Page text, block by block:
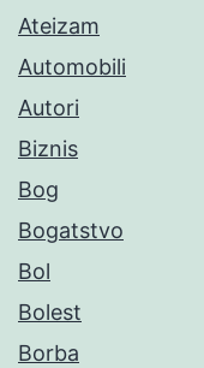
Ateizam
Automobili
Autori
Biznis
Bog
Bogatstvo
Bol
Bolest
Borba